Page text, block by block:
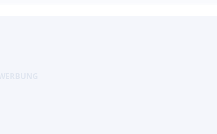
auto. Abschaltung bei